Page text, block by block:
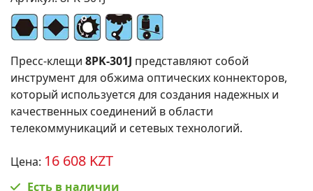
Пресс-клещи 8PK-301J представляют собой
инструмент для обжима оптических коннекторов,
который используется для создания надежных и
качественных соединений в области
телекоммуникаций и сетевых технологий.
Цена: 16 608 KZT
Есть в наличии